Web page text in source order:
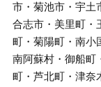
市・菊池市・宇土
合志市・美里町・
町・菊陽町・南小
南阿蘇村・御船町
町・芦北町・津奈